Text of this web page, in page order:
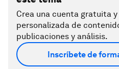
Crea una cuenta gratuita
personalizada de
publicaciones y análisis.
Inscríbete de